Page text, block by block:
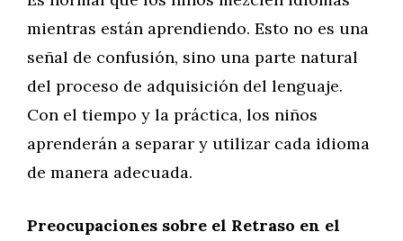
mientras están aprendiendo. Esto no es una
señal de confusión, sino una parte natural
del proceso de adquisición del lenguaje.
Con el tiempo y la práctica, los niños
aprenderán a separar y utilizar cada idioma
de manera adecuada.
Preocupaciones sobre el Retraso en el